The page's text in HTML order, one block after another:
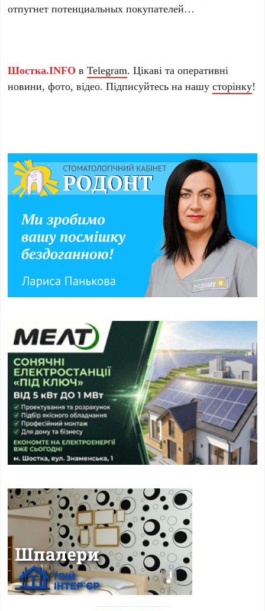
отпугнет потенциальных покупателей…
Шостка.INFO вTelegram. Цікаві та оперативні
новини, фото, відео. Підписуйтесь на нашусторінку!